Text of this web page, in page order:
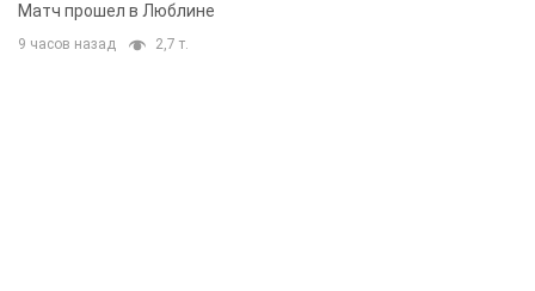
Матч прошел в Люблине
9 часов назад 2,7 т.